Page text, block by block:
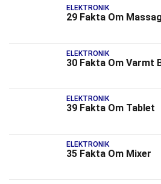
ELEKTRONIK
29 Fakta Om
ELEKTRONIK
30 Fakta Om Varmt
ELEKTRONIK
39 Fakta Om Tablet
ELEKTRONIK
35 Fakta Om Mixer